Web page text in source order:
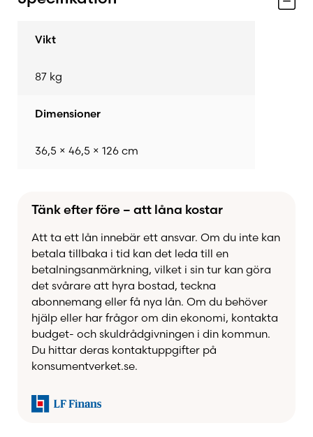
Braskaminen kan även fås med integrerad
gör den till ett utmärkt val för moderna,
Vikt
87 kg
Dimensioner
36,5 × 46,5 × 126 cm
Tänk efter före – att låna kostar
Att ta ett lån innebär ett ansvar. Om du inte kan
betala tillbaka i tid kan det leda till en
betalningsanmärkning, vilket i sin tur kan göra
det svårare att hyra bostad, teckna
abonnemang eller få nya lån. Om du behöver
hjälp eller har frågor om din ekonomi, kontakta
budget- och skuldrådgivningen i din kommun.
Du hittar deras kontaktuppgifter på
konsumentverket.se.